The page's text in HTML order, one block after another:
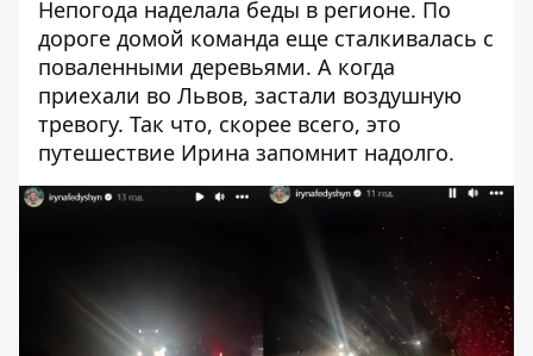
Непогода наделала беды в регионе. По
дороге домой команда еще сталкивалась с
поваленными деревьями. А когда
приехали во Львов, застали воздушную
тревогу. Так что, скорее всего, это
путешествие Ирина запомнит надолго.